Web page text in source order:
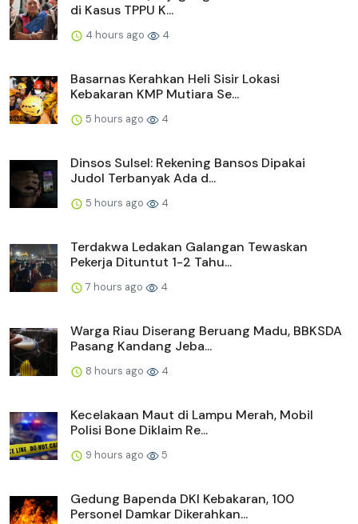
di Kasus TPPU K...
4 hours ago 4
Basarnas Kerahkan Heli Sisir Lokasi
Kebakaran KMP Mutiara Se...
5 hours ago 4
Dinsos Sulsel: Rekening Bansos Dipakai
Judol Terbanyak Ada d...
5 hours ago 4
Terdakwa Ledakan Galangan Tewaskan
Pekerja Dituntut 1-2 Tahu...
7 hours ago 4
Warga Riau Diserang Beruang Madu, BBKSDA
Pasang Kandang Jeba...
8 hours ago 4
Kecelakaan Maut di Lampu Merah, Mobil
Polisi Bone Diklaim Re...
9 hours ago 5
Gedung Bapenda DKI Kebakaran, 100
Personel Damkar Dikerahkan...